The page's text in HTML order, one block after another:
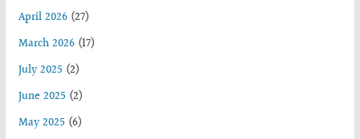
April 2026(27)
March 2026(17)
July 2025 (2)
June 2025 (2)
May 2025 (6)